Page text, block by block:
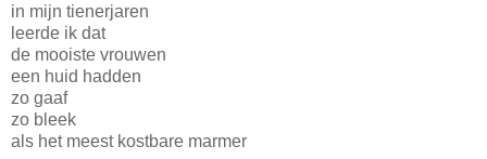
in mijn tienerjaren
leerde ik dat
de mooiste vrouwen
een huid hadden
zo gaaf
zo bleek
als het meest kostbare marmer